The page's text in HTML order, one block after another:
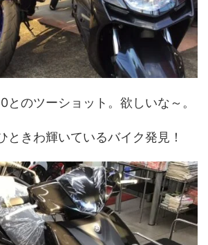
とのツーショット。欲しいな～。
ときわ輝いているバイク発見！